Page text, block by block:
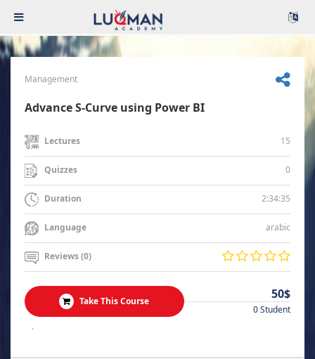
Management
Advance S-Curve using Power BI
Lectures 15
Quizzes 0
Duration 2:34:35
Language arabic
Reviews (0)
Take This Course 50$
0 Student
.